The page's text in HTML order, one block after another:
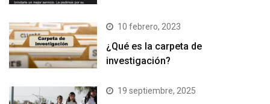
10 febrero, 2023
¿Qué es la carpeta de
investigación?
19 septiembre, 2025